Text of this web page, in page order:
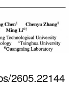
2605.22144